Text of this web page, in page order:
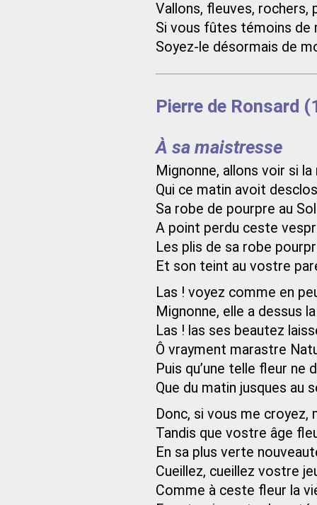
Vallons, fleuves, rochers,
Si vous fûtes témoins de
Soyez-le désormais de
Pierre de Ronsard
À sa maistresse
Mignonne, allons voir si
Qui ce matin avoit
Sa robe de pourpre au
A point perdu ceste
Les plis de sa robe
Et son teint au vostre
Las ! voyez comme en
Mignonne, elle a dessus
Las ! las ses beautez
Ô vrayment marastre
Puis qu’une telle fleur ne
Que du matin jusques au
Donc, si vous me croyez,
Tandis que vostre âge
En sa plus verte
Cueillez, cueillez vostre
Comme à ceste fleur la